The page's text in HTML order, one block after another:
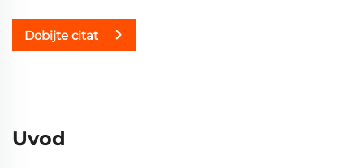
Dobijte citat
Uvod